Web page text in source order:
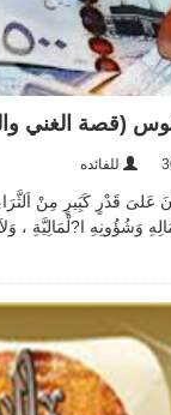
(قصة الغني
للفائده
قَدْرٍ كَبَِيرٍ مِنْ اَلثَّرَاءِ
وَشُؤُونِهِ ا?لْمَالِيَّةِ ،